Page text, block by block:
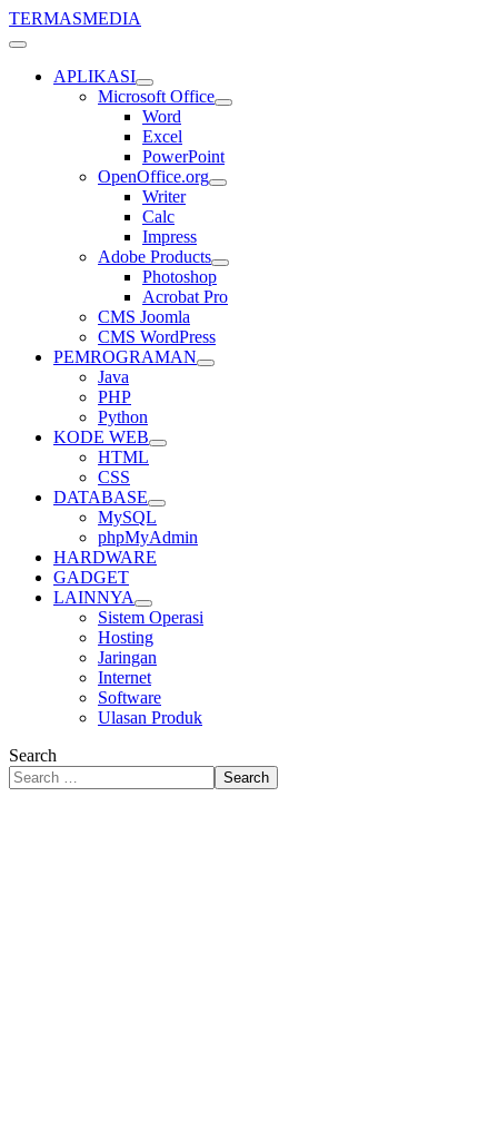
TERMASMEDIA
APLIKASI
Microsoft Office
Word
Excel
PowerPoint
OpenOffice.org
Writer
Calc
Impress
Adobe Products
Photoshop
Acrobat Pro
CMS Joomla
CMS WordPress
PEMROGRAMAN
Java
PHP
Python
KODE WEB
HTML
CSS
DATABASE
MySQL
phpMyAdmin
HARDWARE
GADGET
LAINNYA
Sistem Operasi
Hosting
Jaringan
Internet
Software
Ulasan Produk
Search
Search